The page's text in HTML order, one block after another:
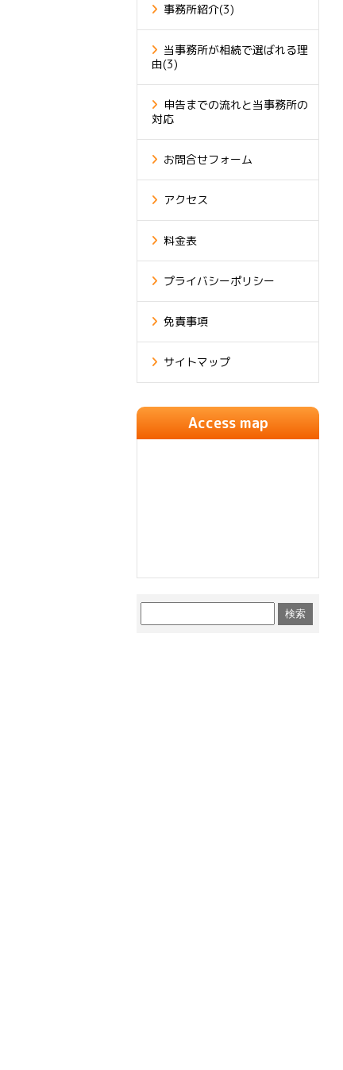
事務所紹介(3)
当事務所が相続で選ばれる理
由(3)
申告までの流れと当事務所の
対応
お問合せフォーム
アクセス
料金表
プライバシーポリシー
免責事項
サイトマップ
Access map